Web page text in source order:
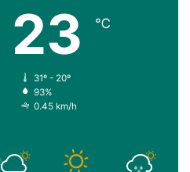
23 ℃
31º - 20º
93%
0.45 km/h